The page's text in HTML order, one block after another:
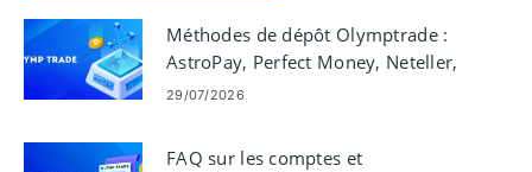
Méthodes de dépôt Olymptrade :
AstroPay, Perfect Money, Neteller,
Skrill
29/07/2026
FAQ sur les comptes et